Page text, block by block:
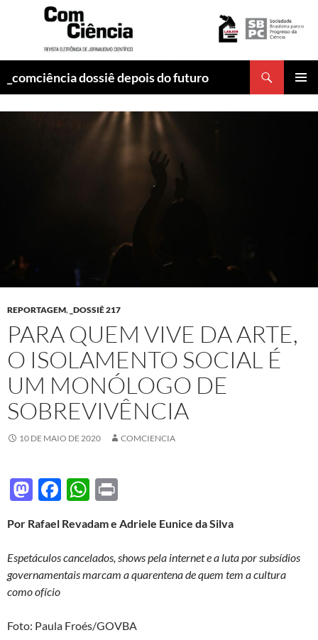
_comciência dossiê depois do futuro
REPORTAGEM, _DOSSIÊ 217
PARA QUEM VIVE DA ARTE,
O ISOLAMENTO SOCIAL É
UM MONÓLOGO DE
SOBREVIVÊNCIA
10 DE MAIO DE 2020 COMCIENCIA
M
to
d
o
n
F
e
b
o
k
W
at
s
A
p
nt
Por Rafael Revadam e Adriele Eunice da Silva
Espetáculos cancelados, shows pela internet e a luta por subsídios
governamentais marcam a quarentena de quem tem a cultura
como ofício
Foto: Paula Froés/GOVBA